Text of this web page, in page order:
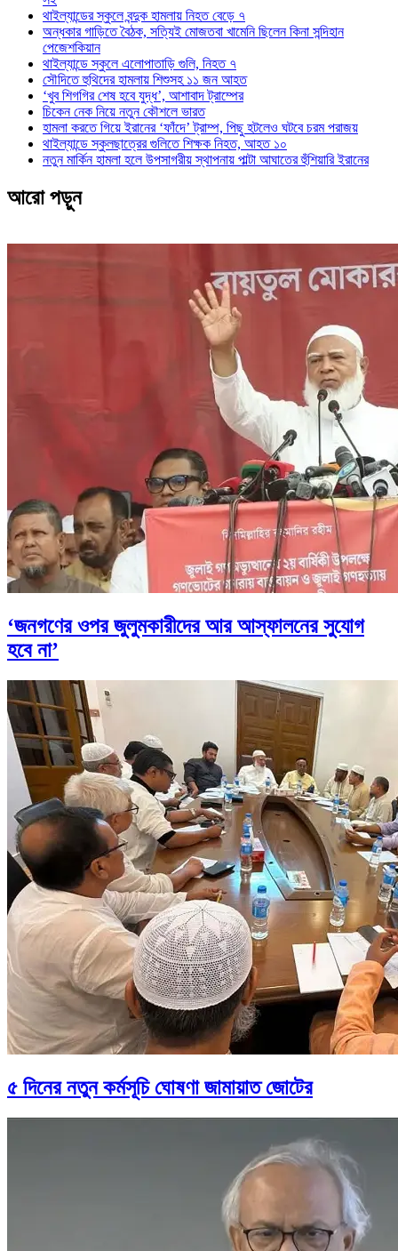
থাইল্যান্ডের স্কুলে বন্দুক হামলায় নিহত বেড়ে ৭
অন্ধকার গাড়িতে বৈঠক, সত্যিই মোজতবা খামেনি ছিলেন কিনা সন্দিহান
পেজেশকিয়ান
থাইল্যান্ডে স্কুলে এলোপাতাড়ি গুলি, নিহত ৭
সৌদিতে হুথিদের হামলায় শিশুসহ ১১ জন আহত
‘খুব শিগগির শেষ হবে যুদ্ধ’, আশাবাদ ট্রাম্পের
চিকেন নেক নিয়ে নতুন কৌশলে ভারত
হামলা করতে গিয়ে ইরানের ‘ফাঁদে’ ট্রাম্প, পিছু হটলেও ঘটবে চরম পরাজয়
থাইল্যান্ডে স্কুলছাত্রের গুলিতে শিক্ষক নিহত, আহত ১০
নতুন মার্কিন হামলা হলে উপসাগরীয় স্থাপনায় পাল্টা আঘাতের হুঁশিয়ারি ইরানের
আরো পড়ুন
‘জনগণের ওপর জুলুমকারীদের আর আস্ফালনের সুযোগ
হবে না’
৫ দিনের নতুন কর্মসূচি ঘোষণা জামায়াত জোটের